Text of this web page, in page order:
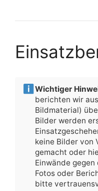
Wichtiger
berichten wir
Bildmaterial)
Bilder werden
keine Bilder von
gemacht oder
Einwände
Fotos oder
bitte